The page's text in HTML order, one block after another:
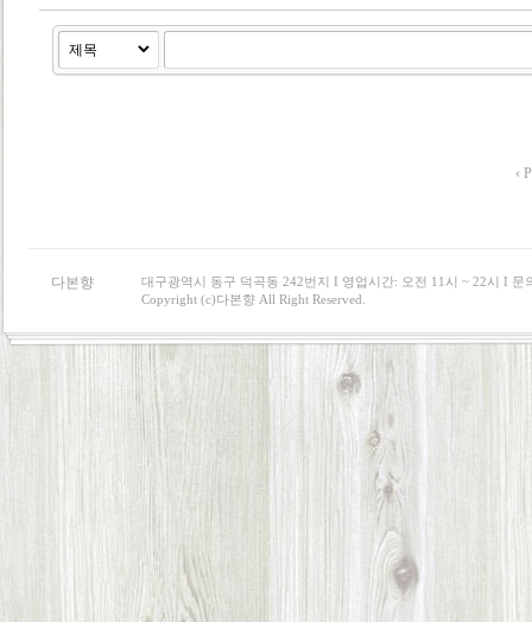
‹
다본향
대구광역시 동구 덕곡동 242번지 I 영업시간: 오전 11시 ~ 22시 I 문
Copyright (c)다본향 All Right Reserved.